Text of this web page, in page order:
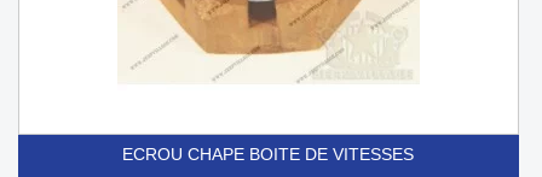
ECROU CHAPE BOITE DE VITESSES